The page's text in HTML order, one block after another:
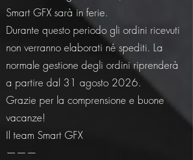
Smart GFX sarà in ferie.
Durante questo periodo gli ordini ricevuti
non verranno elaborati né spediti. La
normale gestione degli ordini riprenderà
a partire dal 31 agosto 2026.
Grazie per la comprensione e buone
vacanze!
Il team Smart GFX
———